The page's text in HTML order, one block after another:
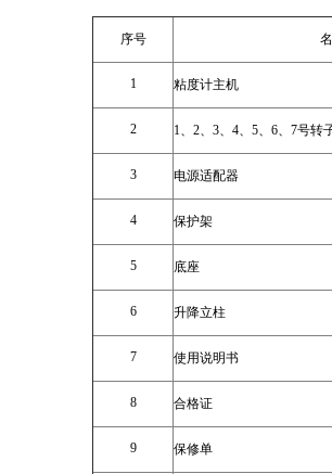
序号
1 粘度计主机
2 1、2、3、4、5、6、7号转
3 电源适配器
4 保护架
5 底座
6 升降立柱
7 使用说明书
8 合格证
9 保修单